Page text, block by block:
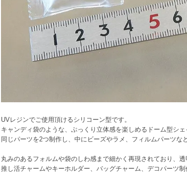
UVレジンでご使用頂けるシリコーン型です。
キャンディ袋のような、ぷっくり立体感を楽しめるドーム型シェ
同じパーツを2つ制作し、中にビーズやラメ、フィルムパーツな
丸みのあるフォルムや袋のしわ感まで細かく再現されており、透
推し活チャームやキーホルダー、バッグチャーム、デコパーツ制